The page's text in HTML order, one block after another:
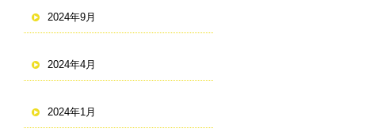
2024年9月
2024年4月
2024年1月